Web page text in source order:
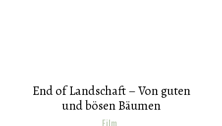
End of Landschaft – Von guten
und bösen Bäumen
Film